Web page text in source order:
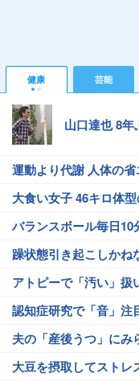
健康 芸能
山口達也 8
運動より代謝 人体の
大食い女子 46キロ体
バランスボール毎日10
躁状態引き起こしかね
アトピーで「汚い」扱
認知症研究で「音」注
夫の「産後うつ」にみ
大豆を摂取してストレ